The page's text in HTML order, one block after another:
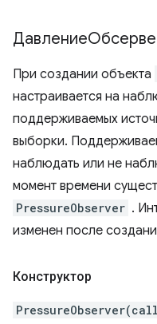
При создании объекта
настраивается на
поддерживаемых
выборки.
наблюдать или не
момент времени
PressureObserver .
изменен после
Конструктор